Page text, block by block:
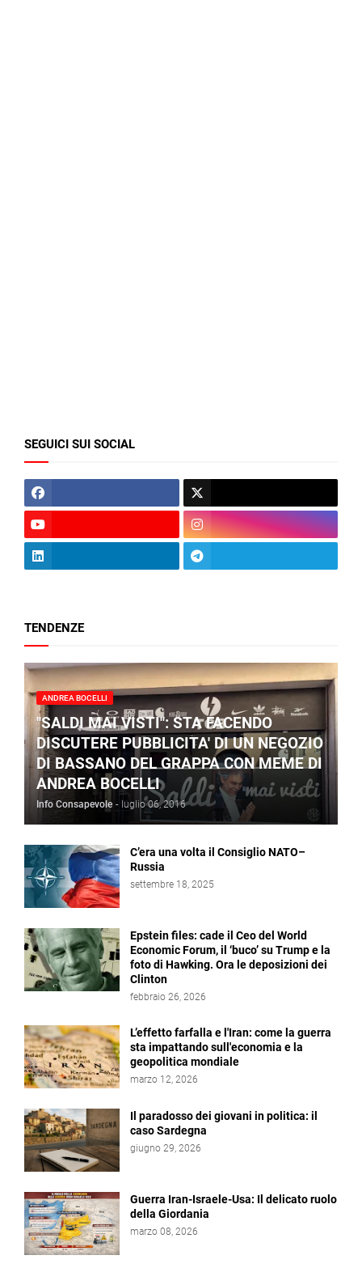
SEGUICI SUI SOCIAL
TENDENZE
ANDREA BOCELLI
"SALDI MAI VISTI": STA FACENDO
DISCUTERE PUBBLICITA' DI UN NEGOZIO
DI BASSANO DEL GRAPPA CON MEME DI
ANDREA BOCELLI
Info Consapevole - luglio 06, 2016
C’era una volta il Consiglio NATO–
Russia
settembre 18, 2025
Epstein files: cade il Ceo del World
Economic Forum, il ‘buco’ su Trump e la
foto di Hawking. Ora le deposizioni dei
Clinton
febbraio 26, 2026
L’effetto farfalla e l'Iran: come la guerra
sta impattando sull'economia e la
geopolitica mondiale
marzo 12, 2026
Il paradosso dei giovani in politica: il
caso Sardegna
giugno 29, 2026
Guerra Iran-Israele-Usa: Il delicato ruolo
della Giordania
marzo 08, 2026